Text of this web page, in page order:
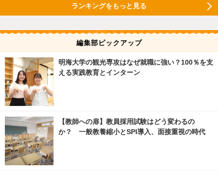
ランキングをもっと見る
編集部ピックアップ
明海大学の観光専攻はなぜ就職に強い？100％を支
える実践教育とインターン
【教師への扉】教員採用試験はどう変わるの
か？ 一般教養縮小とSPI導入、面接重視の時代